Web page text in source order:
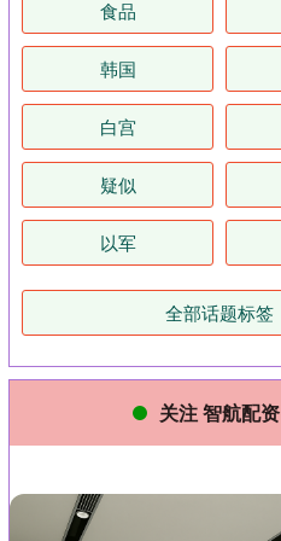
食品
韩国
白宫
疑似
以军
全部话题标签
关注 智航配资